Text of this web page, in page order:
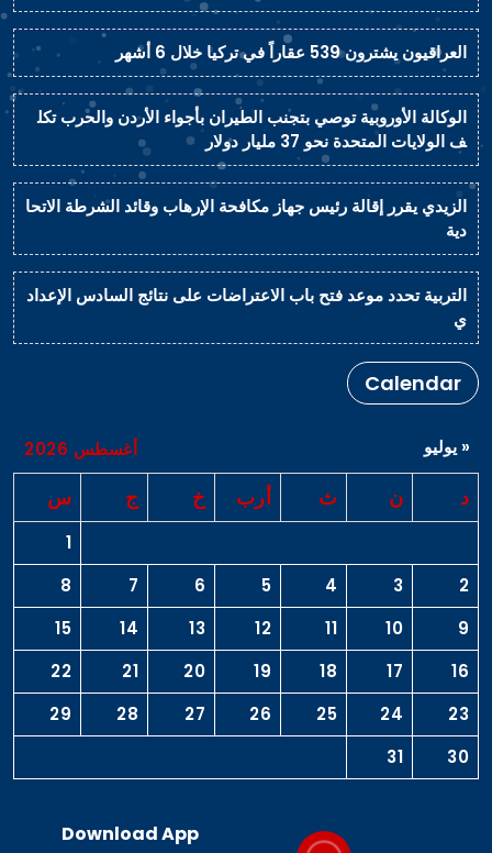
العراقيون يشترون 539 عقاراً في تركيا خلال 6 أشهر
الوكالة الأوروبية توصي بتجنب الطيران بأجواء الأردن والحرب تكل
ف الولايات المتحدة نحو 37 مليار دولار
الزيدي يقرر إقالة رئيس جهاز مكافحة الإرهاب وقائد الشرطة الاتحا
دية
التربية تحدد موعد فتح باب الاعتراضات على نتائج السادس الإعداد
ي
Calendar
أغسطس 2026
د ن ث أرب خ ج س
1
2
3
4
5
6
7
8
9
10
11
12
13
14
15
16
17
18
19
20
21
22
23
24
25
26
27
28
29
30
31
« يوليو
Download App